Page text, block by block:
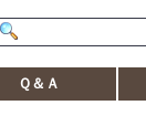
Ｑ＆Ａ